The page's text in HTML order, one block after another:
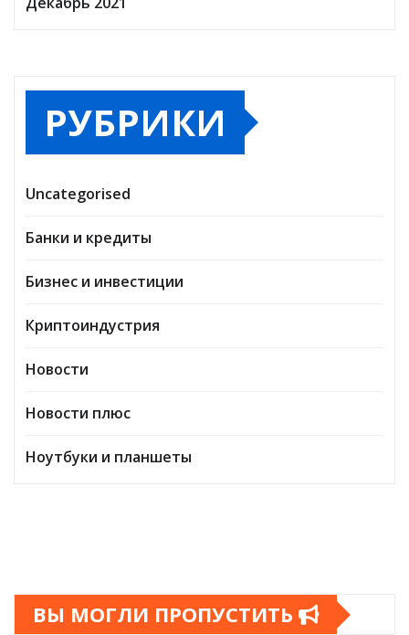
РУБРИКИ
Uncategorised
Банки и кредиты
Бизнес и инвестиции
Криптоиндустрия
Новости
Новости плюс
Ноутбуки и планшеты
ВЫ МОГЛИ ПРОПУСТИТЬ